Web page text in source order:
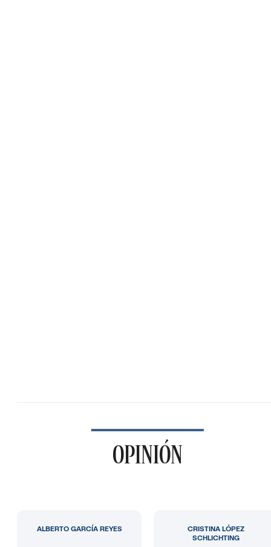
OPINIÓN
ALBERTO GARCÍA REYES
CRISTINA LÓPEZ
SCHLICHTING